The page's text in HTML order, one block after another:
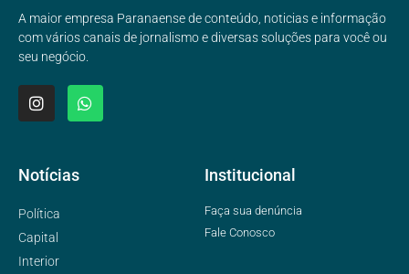
A maior empresa Paranaense de conteúdo, noticias e informação
com vários canais de jornalismo e diversas soluções para você ou
seu negócio.
Notícias
Política
Capital
Interior
Institucional
Faça sua denúncia
Fale Conosco